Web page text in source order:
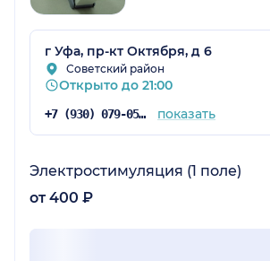
г Уфа, пр-кт Октября, д 6
Советский район
Открыто до 21:00
+7 (930) 079-05-21 показать
Электростимуляция (1 поле)
от 400 ₽